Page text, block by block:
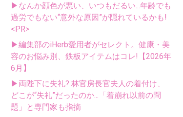
▶なんか顔色が悪い、いつもだるい...年齢でも
過労でもない“意外な原因”が隠れているかも!
<PR>
▶編集部のiHerb愛用者がセレクト。健康・美
容のお悩み別、鉄板アイテムはコレ!【2026年
6月】
▶両陛下に失礼? 林官房長官夫人の着付け、
どこが“失礼”だったのか...「着崩れ以前の問
題」と専門家も指摘